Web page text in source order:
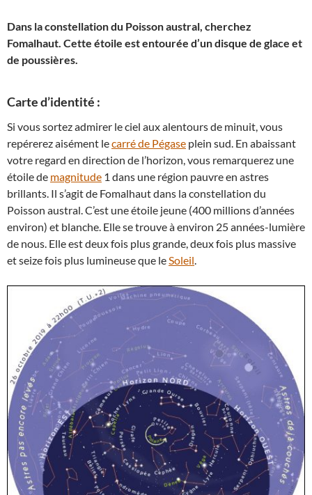
Dans la constellation du Poisson austral, cherchez
Fomalhaut. Cette étoile est entourée d’un disque de glace et
de poussières.
Carte d’identité :
Si vous sortez admirer le ciel aux alentours de minuit, vous
repérerez aisément lecarré de Pégase plein sud. En abaissant
votre regard en direction de l’horizon, vous remarquerez une
étoile de magnitude 1 dans une région pauvre en astres
brillants. Il s’agit de Fomalhaut dans la constellation du
Poisson austral. C’est une étoile jeune (400 millions d’années
environ) et blanche. Elle se trouve à environ 25 années-lumière
de nous. Elle est deux fois plus grande, deux fois plus massive
et seize fois plus lumineuse que leSoleil.